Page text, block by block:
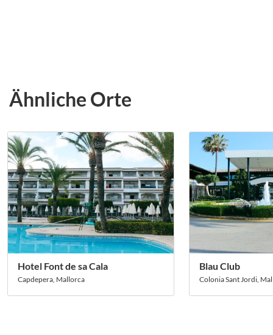
Ähnliche Orte
Hotel Font de sa Cala
Capdepera, Mallorca
Blau Club
Colonia Sant Jordi,